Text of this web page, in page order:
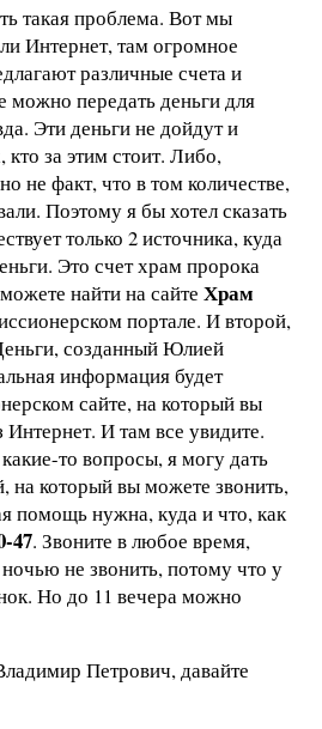
такая проблема. Вот мы
Интернет, там огромное
различные счета и
можно передать деньги для
Эти деньги не дойдут и
кто за этим стоит. Либо,
не факт, что в том количестве,
Поэтому я бы хотел сказать
только 2 источника, куда
Это счет храм пророка
найти на сайте Храм
портале. И второй,
созданный Юлией
информация будет
сайте, на который вы
И там все увидите.
то вопросы, я могу дать
на который вы можете звонить,
помощь нужна, куда и что, как
47. Звоните в любое время,
не звонить, потому что у
Но до 11 вечера можно
Петрович, давайте